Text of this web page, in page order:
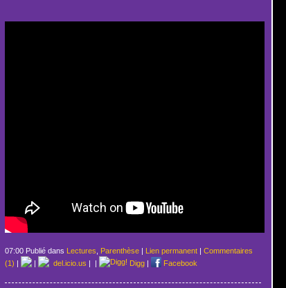
07:00 Publié dans Lectures Parenthèse| Lien permanent| Commentaires
(1) | | del.icio.us | | Digg| Facebook